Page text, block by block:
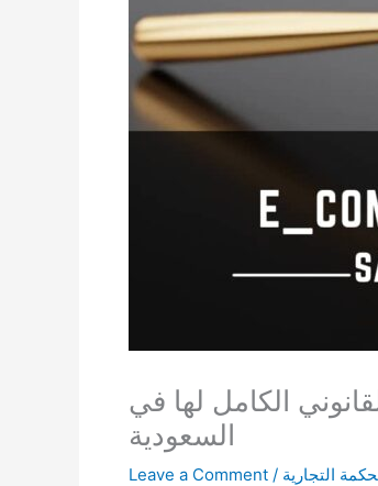
الكامل لها في
السعودية
Leave a Comment / التجارية